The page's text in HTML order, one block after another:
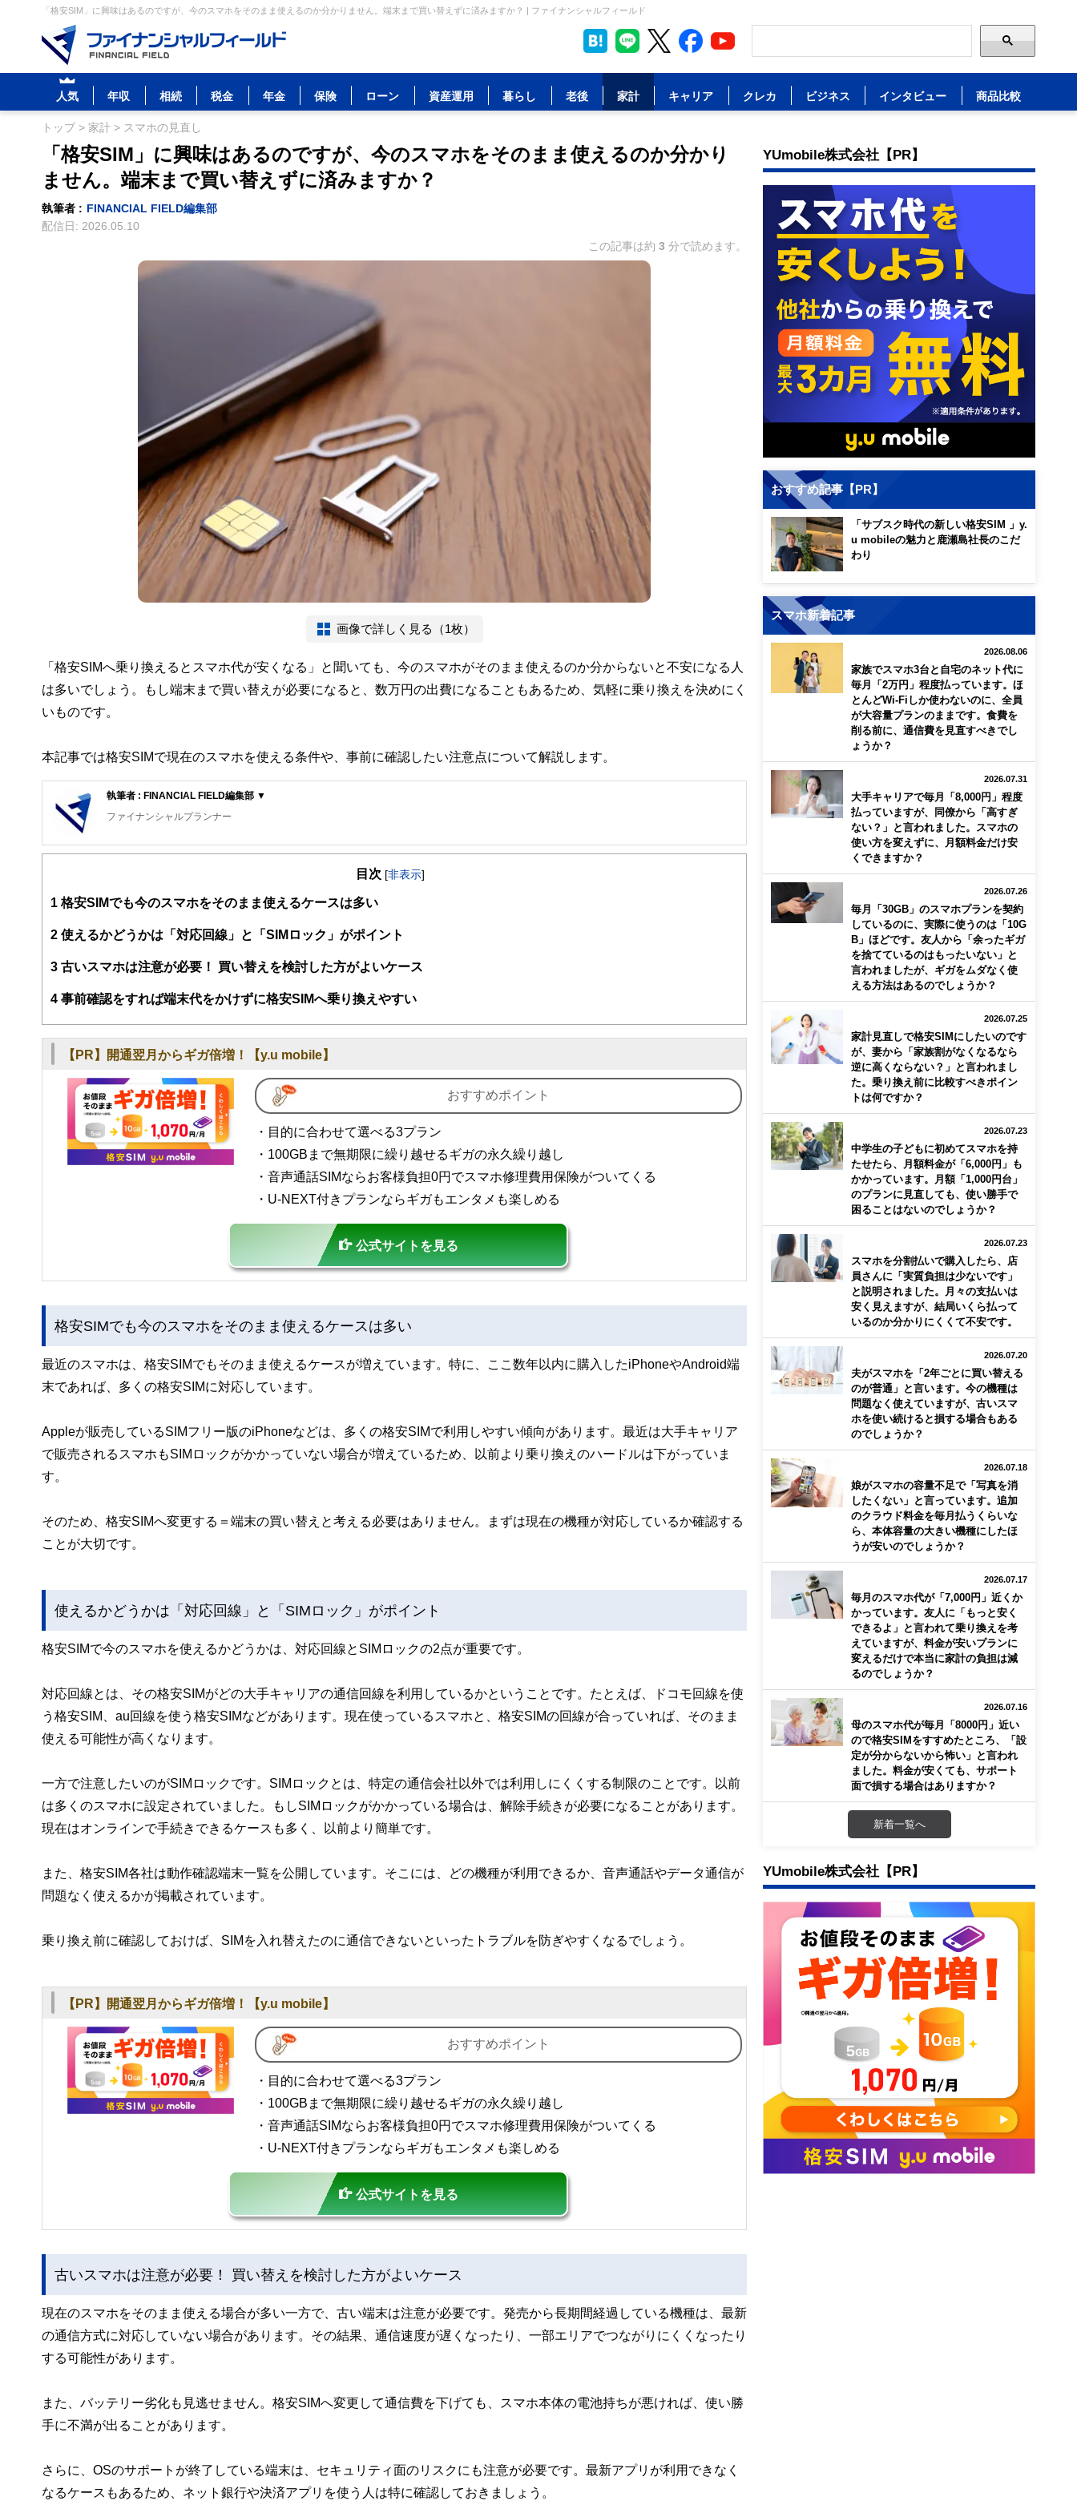
「格安SIM」に興味はあるのですが、今のスマホをそのまま使えるのか分かりません。端末まで買い替えずに済みますか？ | ファイナンシャルフィールド
人気 年収 相続 税金 年金 保険 ローン 資産運用 暮らし 老後 家計 キャリア クレカ ビジネス インタビュー 商品比較
トップ> 家計 > スマホの見直し
「格安SIM」に興味はあるのですが、今のスマホをそのまま使えるのか分かり
ません。端末まで買い替えずに済みますか？
執筆者 : FINANCIAL FIELD編集部
配信日: 2026.05.10
この記事は約 3 分で読めます。
画像で詳しく見る（1枚）
「格安SIMへ乗り換えるとスマホ代が安くなる」と聞いても、今のスマホがそのまま使えるのか分からないと不安になる人
は多いでしょう。もし端末まで買い替えが必要になると、数万円の出費になることもあるため、気軽に乗り換えを決めにく
いものです。
本記事では格安SIMで現在のスマホを使える条件や、事前に確認したい注意点について解説します。
執筆者 : FINANCIAL FIELD編集部 ▼
ファイナンシャルプランナー
FinancialField編集部は、金融、経済に関する記事を、日々の暮らしにどのような影響を与えるかという視点で、お金の知識がない方でも理解でき
案から記事掲載まですべての工程に関わることで、読者目線のコンテンツを追求しています。
FinancialFieldの特徴は、ファイナンシャルプランナー、弁護士、税理士、宅地建物取引士、相続診断士、住宅ローンアドバイザー、DCプランナ
ー、公認会計士、社会保険労務士、行政書士、投資アナリスト、キャリアコンサルタントなど150名以上の有資格者を執筆者・監修者として迎
と、読み応えのあるコンテンツと確かな情報発信を実現しています。
私たちは、快適でより良い生活のアイデアを提供するお金のコンシェルジュを目指します。
目次 [非表示]
1 格安SIMでも今のスマホをそのまま使えるケースは多い
2 使えるかどうかは「対応回線」と「SIMロック」がポイント
3 古いスマホは注意が必要！ 買い替えを検討した方がよいケース
4 事前確認をすれば端末代をかけずに格安SIMへ乗り換えやすい
【PR】開通翌月からギガ倍増！【y.u mobile】
おすすめポイント
・目的に合わせて選べる3プラン
・100GBまで無期限に繰り越せるギガの永久繰り越し
・音声通話SIMならお客様負担0円でスマホ修理費用保険がついてくる
・U-NEXT付きプランならギガもエンタメも楽しめる
公式サイトを見る
格安SIMでも今のスマホをそのまま使えるケースは多い
最近のスマホは、格安SIMでもそのまま使えるケースが増えています。特に、ここ数年以内に購入したiPhoneやAndroid端
末であれば、多くの格安SIMに対応しています。
Appleが販売しているSIMフリー版のiPhoneなどは、多くの格安SIMで利用しやすい傾向があります。最近は大手キャリア
で販売されるスマホもSIMロックがかかっていない場合が増えているため、以前より乗り換えのハードルは下がっていま
す。
そのため、格安SIMへ変更する＝端末の買い替えと考える必要はありません。まずは現在の機種が対応しているか確認する
ことが大切です。
使えるかどうかは「対応回線」と「SIMロック」がポイント
格安SIMで今のスマホを使えるかどうかは、対応回線とSIMロックの2点が重要です。
対応回線とは、その格安SIMがどの大手キャリアの通信回線を利用しているかということです。たとえば、ドコモ回線を使
う格安SIM、au回線を使う格安SIMなどがあります。現在使っているスマホと、格安SIMの回線が合っていれば、そのまま
使える可能性が高くなります。
一方で注意したいのがSIMロックです。SIMロックとは、特定の通信会社以外では利用しにくくする制限のことです。以前
は多くのスマホに設定されていました。もしSIMロックがかかっている場合は、解除手続きが必要になることがあります。
現在はオンラインで手続きできるケースも多く、以前より簡単です。
また、格安SIM各社は動作確認端末一覧を公開しています。そこには、どの機種が利用できるか、音声通話やデータ通信が
問題なく使えるかが掲載されています。
乗り換え前に確認しておけば、SIMを入れ替えたのに通信できないといったトラブルを防ぎやすくなるでしょう。
【PR】開通翌月からギガ倍増！【y.u mobile】
おすすめポイント
・目的に合わせて選べる3プラン
・100GBまで無期限に繰り越せるギガの永久繰り越し
・音声通話SIMならお客様負担0円でスマホ修理費用保険がついてくる
・U-NEXT付きプランならギガもエンタメも楽しめる
公式サイトを見る
古いスマホは注意が必要！ 買い替えを検討した方がよいケース
現在のスマホをそのまま使える場合が多い一方で、古い端末は注意が必要です。発売から長期間経過している機種は、最新
の通信方式に対応していない場合があります。その結果、通信速度が遅くなったり、一部エリアでつながりにくくなったり
する可能性があります。
また、バッテリー劣化も見逃せません。格安SIMへ変更して通信費を下げても、スマホ本体の電池持ちが悪ければ、使い勝
手に不満が出ることがあります。
さらに、OSのサポートが終了している端末は、セキュリティ面のリスクにも注意が必要です。最新アプリが利用できなく
なるケースもあるため、ネット銀行や決済アプリを使う人は特に確認しておきましょう。
YUmobile株式会社【PR】
おすすめ記事【PR】
「サブスク時代の新しい格安SIM 」y.
u mobileの魅力と鹿瀬島社長のこだ
わり
スマホ新着記事
2026.08.06
家族でスマホ3台と自宅のネット代に
毎月「2万円」程度払っています。ほ
とんどWi-Fiしか使わないのに、全員
が大容量プランのままです。食費を
削る前に、通信費を見直すべきでし
ょうか？
2026.07.31
大手キャリアで毎月「8,000円」程度
払っていますが、同僚から「高すぎ
ない？」と言われました。スマホの
使い方を変えずに、月額料金だけ安
くできますか？
2026.07.26
毎月「30GB」のスマホプランを契約
しているのに、実際に使うのは「10G
B」ほどです。友人から「余ったギガ
を捨てているのはもったいない」と
言われましたが、ギガをムダなく使
える方法はあるのでしょうか？
2026.07.25
家計見直しで格安SIMにしたいのです
が、妻から「家族割がなくなるなら
逆に高くならない？」と言われまし
た。乗り換え前に比較すべきポイン
トは何ですか？
2026.07.23
中学生の子どもに初めてスマホを持
たせたら、月額料金が「6,000円」も
かかっています。月額「1,000円台」
のプランに見直しても、使い勝手で
困ることはないのでしょうか？
2026.07.23
スマホを分割払いで購入したら、店
員さんに「実質負担は少ないです」
と説明されました。月々の支払いは
安く見えますが、結局いくら払って
いるのか分かりにくくて不安です。
2026.07.20
夫がスマホを「2年ごとに買い替える
のが普通」と言います。今の機種は
問題なく使えていますが、古いスマ
ホを使い続けると損する場合もある
のでしょうか？
2026.07.18
娘がスマホの容量不足で「写真を消
したくない」と言っています。追加
のクラウド料金を毎月払うくらいな
ら、本体容量の大きい機種にしたほ
うが安いのでしょうか？
2026.07.17
毎月のスマホ代が「7,000円」近くか
かっています。友人に「もっと安く
できるよ」と言われて乗り換えを考
えていますが、料金が安いプランに
変えるだけで本当に家計の負担は減
るのでしょうか？
2026.07.16
母のスマホ代が毎月「8000円」近い
ので格安SIMをすすめたところ、「設
定が分からないから怖い」と言われ
ました。料金が安くても、サポート
面で損する場合はありますか？
新着一覧へ
YUmobile株式会社【PR】